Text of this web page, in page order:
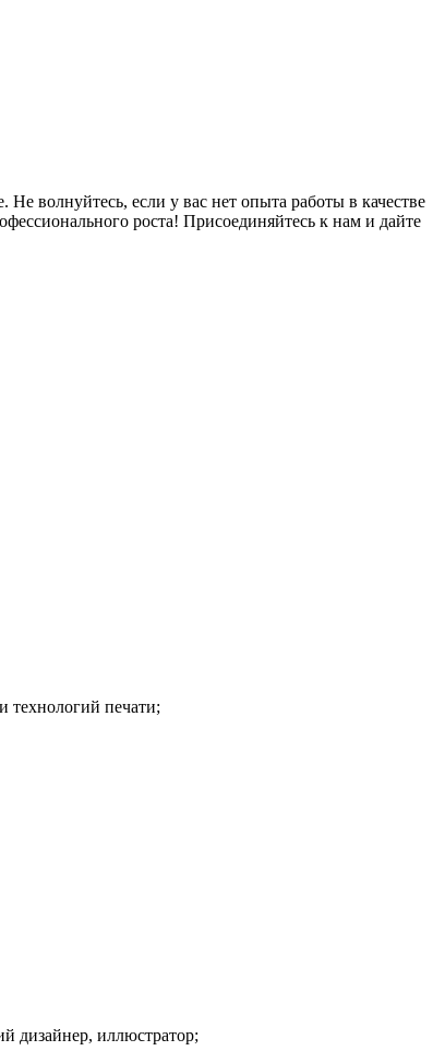
волнуйтесь, если у вас нет опыта работы в качестве
роста! Присоединяйтесь к нам и дайте
технологий печати;
дизайнер, иллюстратор;